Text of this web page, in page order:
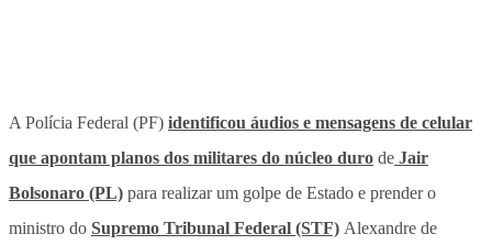
A Polícia Federal (PF) identificou áudios e mensagens de celular
que apontam planos dos militares do núcleo duro de Jair
Bolsonaro (PL) para realizar um golpe de Estado e prender o
ministro do Supremo Tribunal Federal (STF) Alexandre de